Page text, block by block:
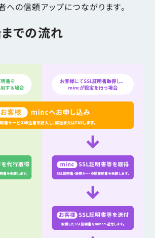
への信頼アップにつながります。
での流れ